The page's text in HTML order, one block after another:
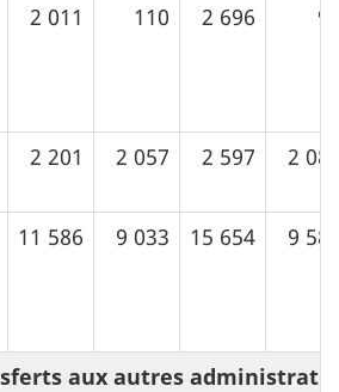
2 011 110 2 696
2 201 2 057 2 597 2
11 586 9 033 15 654 9
aux autres